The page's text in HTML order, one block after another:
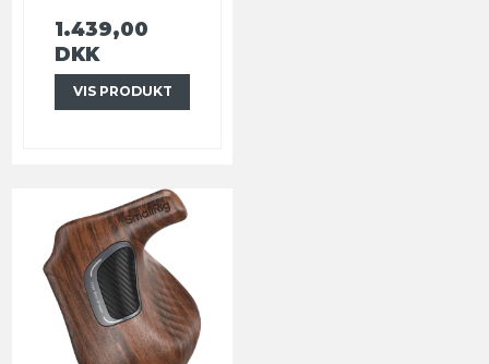
1.439,00
DKK
VIS PRODUKT